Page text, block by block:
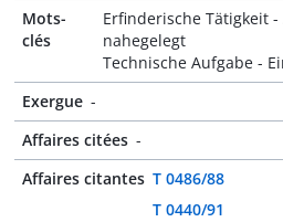
Mots-
clés
Erfinderische Tätigkeit
nahegelegt
Technische Aufgabe -
Exergue -
Affaires citées -
Affaires citantes T 0486/88
T 0440/91